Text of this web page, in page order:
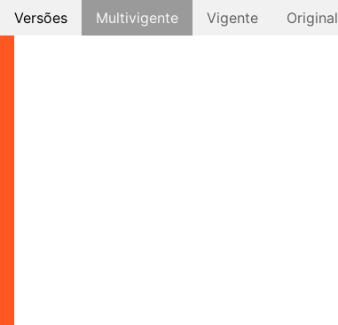
Versões Multivigente Vigente Original